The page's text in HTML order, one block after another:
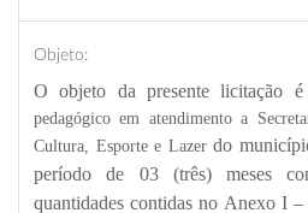
Objeto:
O objeto da presente licitação
pedagógico em atendimento a
Cultura, Esporte e Lazerdo
período de 03 (três) meses
quantidades contidas no Anexo I –